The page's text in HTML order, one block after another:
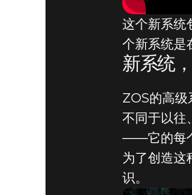
The Elder Scrolls
使
大
这个新系
个新系统是
新系统
ZOS的高
不同于以往
——它的每
为了创造这
识。